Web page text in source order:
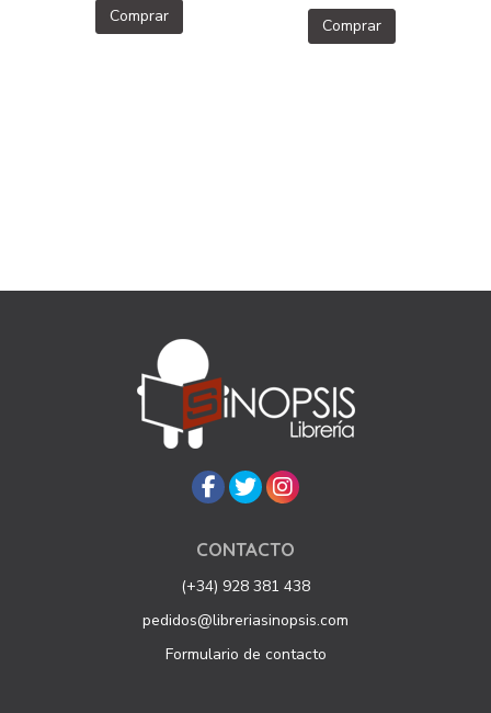
Comprar Comprar
CONTACTO
(+34) 928 381 438
pedidos@libreriasinopsis.com
Formulario de contacto